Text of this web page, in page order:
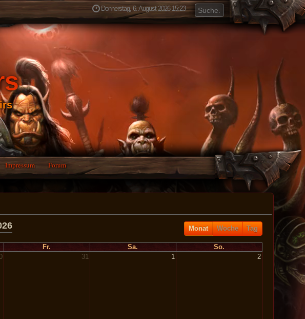
Donnerstag, 6. August 2026 15:23
Impressum Forum
Monat Woche Tag
Fr. Sa.
So.
31 1 2